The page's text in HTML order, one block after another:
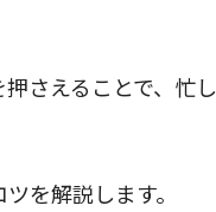
さえることで、忙
を解説します。